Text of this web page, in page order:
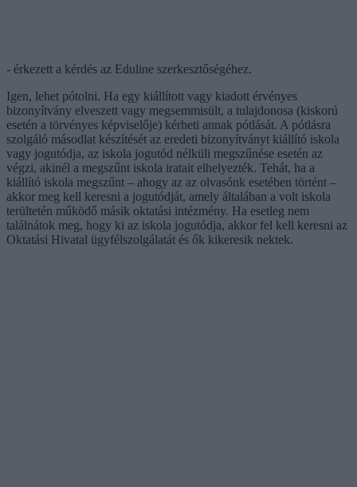
- érkezett a kérdés az Eduline szerkesztőségéhez.
Igen, lehet pótolni. Ha egy kiállított vagy kiadott érvényes
bizonyítvány elveszett vagy megsemmisült, a tulajdonosa (kiskorú
esetén a törvényes képviselője) kérheti annak pótlását. A pótlásra
szolgáló másodlat készítését az eredeti bizonyítványt kiállító iskola
vagy jogutódja, az iskola jogutód nélküli megszűnése esetén az
végzi, akinél a megszűnt iskola iratait elhelyezték. Tehát, ha a
kiállító iskola megszűnt – ahogy az az olvasónk esetében történt –
akkor meg kell keresni a jogutódját, amely általában a volt iskola
terültetén működő másik oktatási intézmény. Ha esetleg nem
találnátok meg, hogy ki az iskola jogutódja, akkor fel kell keresni az
Oktatási Hivatal ügyfélszolgálatát és ők kikeresik nektek.